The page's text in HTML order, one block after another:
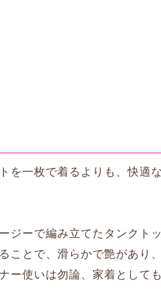
を一枚で着るよりも、快適
ジーで編み立てたタンクト
ことで、滑らかで艶があり
ー使いは勿論、家着として